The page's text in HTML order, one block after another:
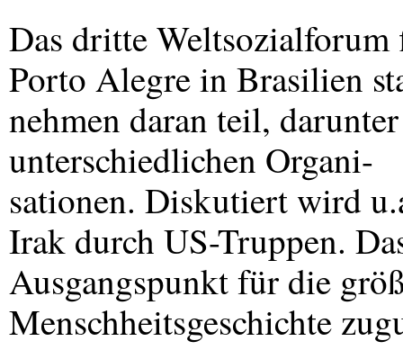
Das dritte
Porto Alegre in Brasilien
nehmen daran teil,
unterschiedlichen Organi-
sationen. Diskutiert wird
Irak durch US-Truppen.
Ausgangspunkt für die
Menschheitsgeschichte